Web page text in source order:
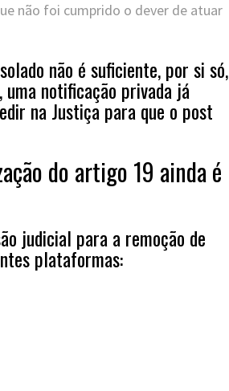
não foi cumprido o dever de atuar
não é suficiente, por si só,
uma notificação privada já
na Justiça para que o post
do artigo 19 ainda é
judicial para a remoção de
plataformas: